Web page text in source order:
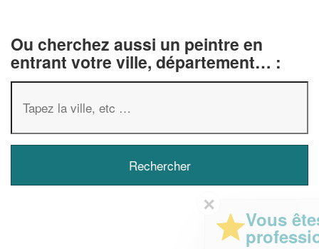
Ou cherchez aussi un peintre en
entrant votre ville, département… :
Vous êtes un
professionnel ?